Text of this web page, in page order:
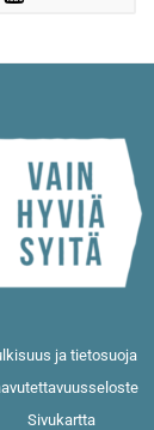
ja tietosuoja
Sivukartta